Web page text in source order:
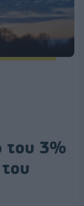
του 3%